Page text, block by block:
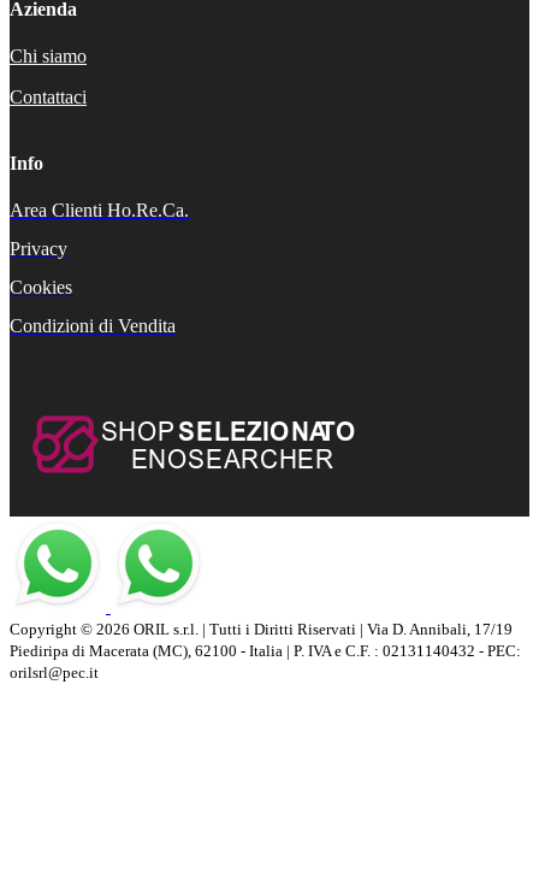
Azienda
Chi siamo
Contattaci
Info
Area Clienti Ho.Re.Ca.
Privacy
Cookies
Condizioni di Vendita
Copyright © 2026 ORIL s.r.l. | Tutti i Diritti Riservati | Via D. Annibali, 17/19
Piediripa di Macerata (MC), 62100 - Italia | P. IVA e C.F. : 02131140432 - PEC:
orilsrl@pec.it